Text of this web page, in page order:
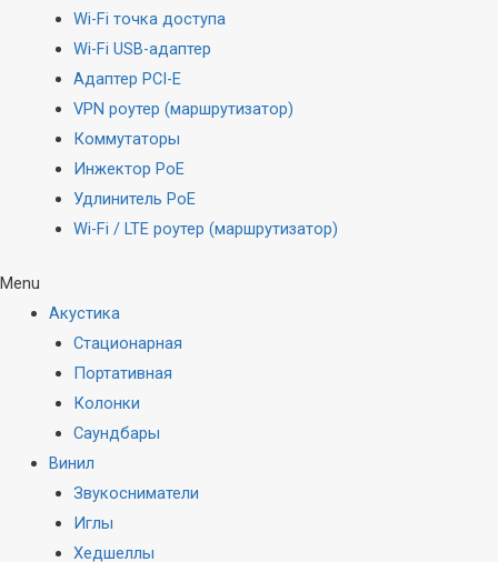
Wi-Fi точка доступа
Wi-Fi USB-адаптер
Адаптер PCI-E
VPN роутер (маршрутизатор)
Коммутаторы
Инжектор PoE
Удлинитель PoE
Wi-Fi / LTE роутер (маршрутизатор)
Menu
Акустика
Стационарная
Портативная
Колонки
Саундбары
Винил
Звукосниматели
Иглы
Хедшеллы